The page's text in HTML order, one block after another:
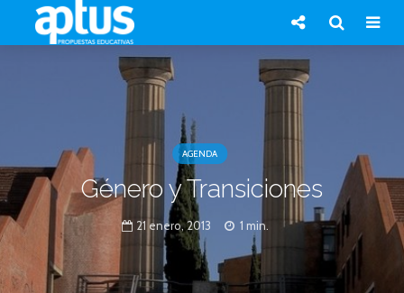
AGENDA
Género y Transiciones
21 enero, 2013 1 min.